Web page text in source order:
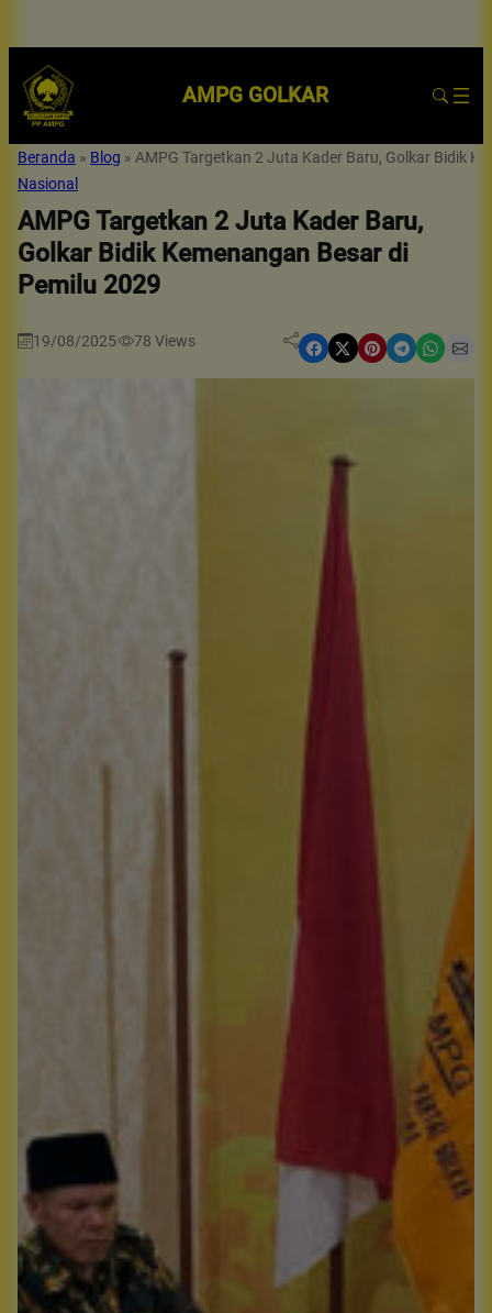
AMPG GOLKAR
Beranda » Blog » AMPG Targetkan 2 Juta Kader Baru, Golkar Bidik
Nasional
AMPG Targetkan 2 Juta Kader Baru,
Golkar Bidik Kemenangan Besar di
Pemilu 2029
19/08/2025 78 Views Share on Facebook Share on X Share on Pinterest Share on Telegram Share on WhatsApp Share on Email